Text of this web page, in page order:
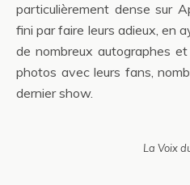
particulièrement dense sur
fini par faire leurs adieux, en
de nombreux autographes
photos avec leurs fans,
dernier show.
La Voix